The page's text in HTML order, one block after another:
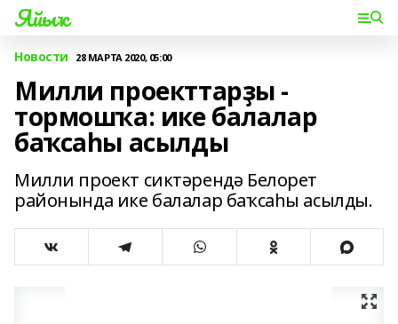
Яйыҡ
Новости 28 МАРТА 2020, 05:00
Милли проекттарҙы -
тормошҡа: ике балалар
баҡсаһы асылды
Милли проект сиктәрендә Белорет
районында ике балалар баҡсаһы асылды.